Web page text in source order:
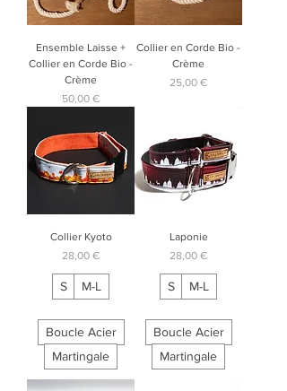
Ensemble Laisse +
Collier en Corde Bio -
Crème
Prix
50,00 €
Collier en Corde Bio -
Crème
Prix
25,00 €
Collier Kyoto
Prix
28,00 €
S M-L
Boucle Acier
Martingale
Laponie
Prix
28,00 €
S M-L
Boucle Acier
Martingale